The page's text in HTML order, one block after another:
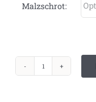
Malzschrot:
Märzen